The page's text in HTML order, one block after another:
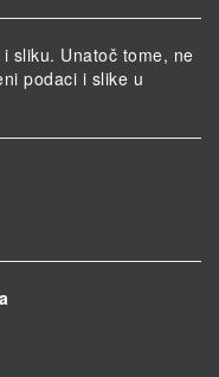
sliku. Unatoč tome, ne
podaci i slike u